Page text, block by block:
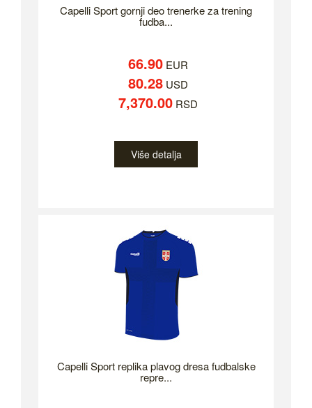
Capelli Sport gornji deo trenerke za trening
fudba...
66.90EUR
80.28USD
7,370.00RSD
Više detalja
Capelli Sport replika plavog dresa fudbalske
repre...